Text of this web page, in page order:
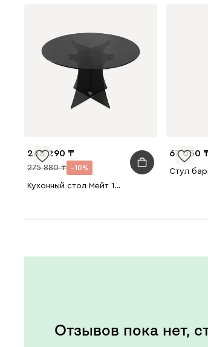
248 290
275 880 10
Кухонный стол Мейт 120 Графитовый
67 050
Отзывов пока нет,